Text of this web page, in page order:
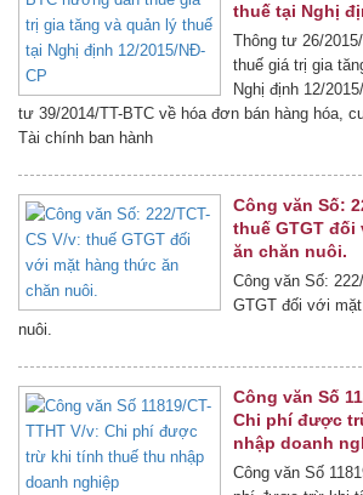
thuế tại Nghị
Thông tư 26/
thuế giá trị gia
Nghị định 12/
tư 39/2014/TT-BTC về hóa đơn bán hàng hóa,
Tài chính ban hành
Công văn Số:
thuế GTGT
ăn chăn nuôi.
Công văn Số:
GTGT đối với
nuôi.
Công văn Số
Chi phí được
nhập doanh
Công văn Số